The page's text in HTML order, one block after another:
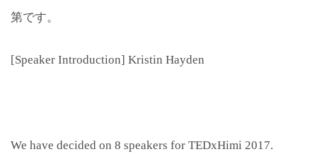
第です。
[Speaker Introduction] Kristin Hayden
We have decided on 8 speakers for TEDxHimi 2017.